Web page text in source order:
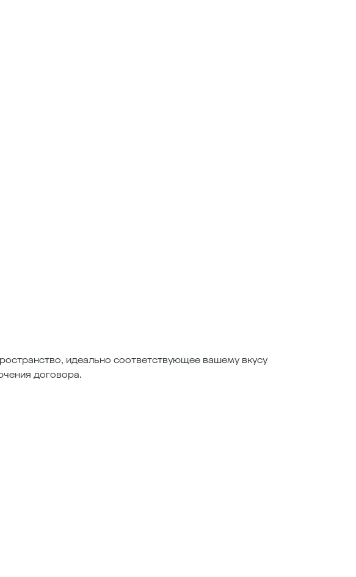
идеально соответствующее вашему вкусу
договора.